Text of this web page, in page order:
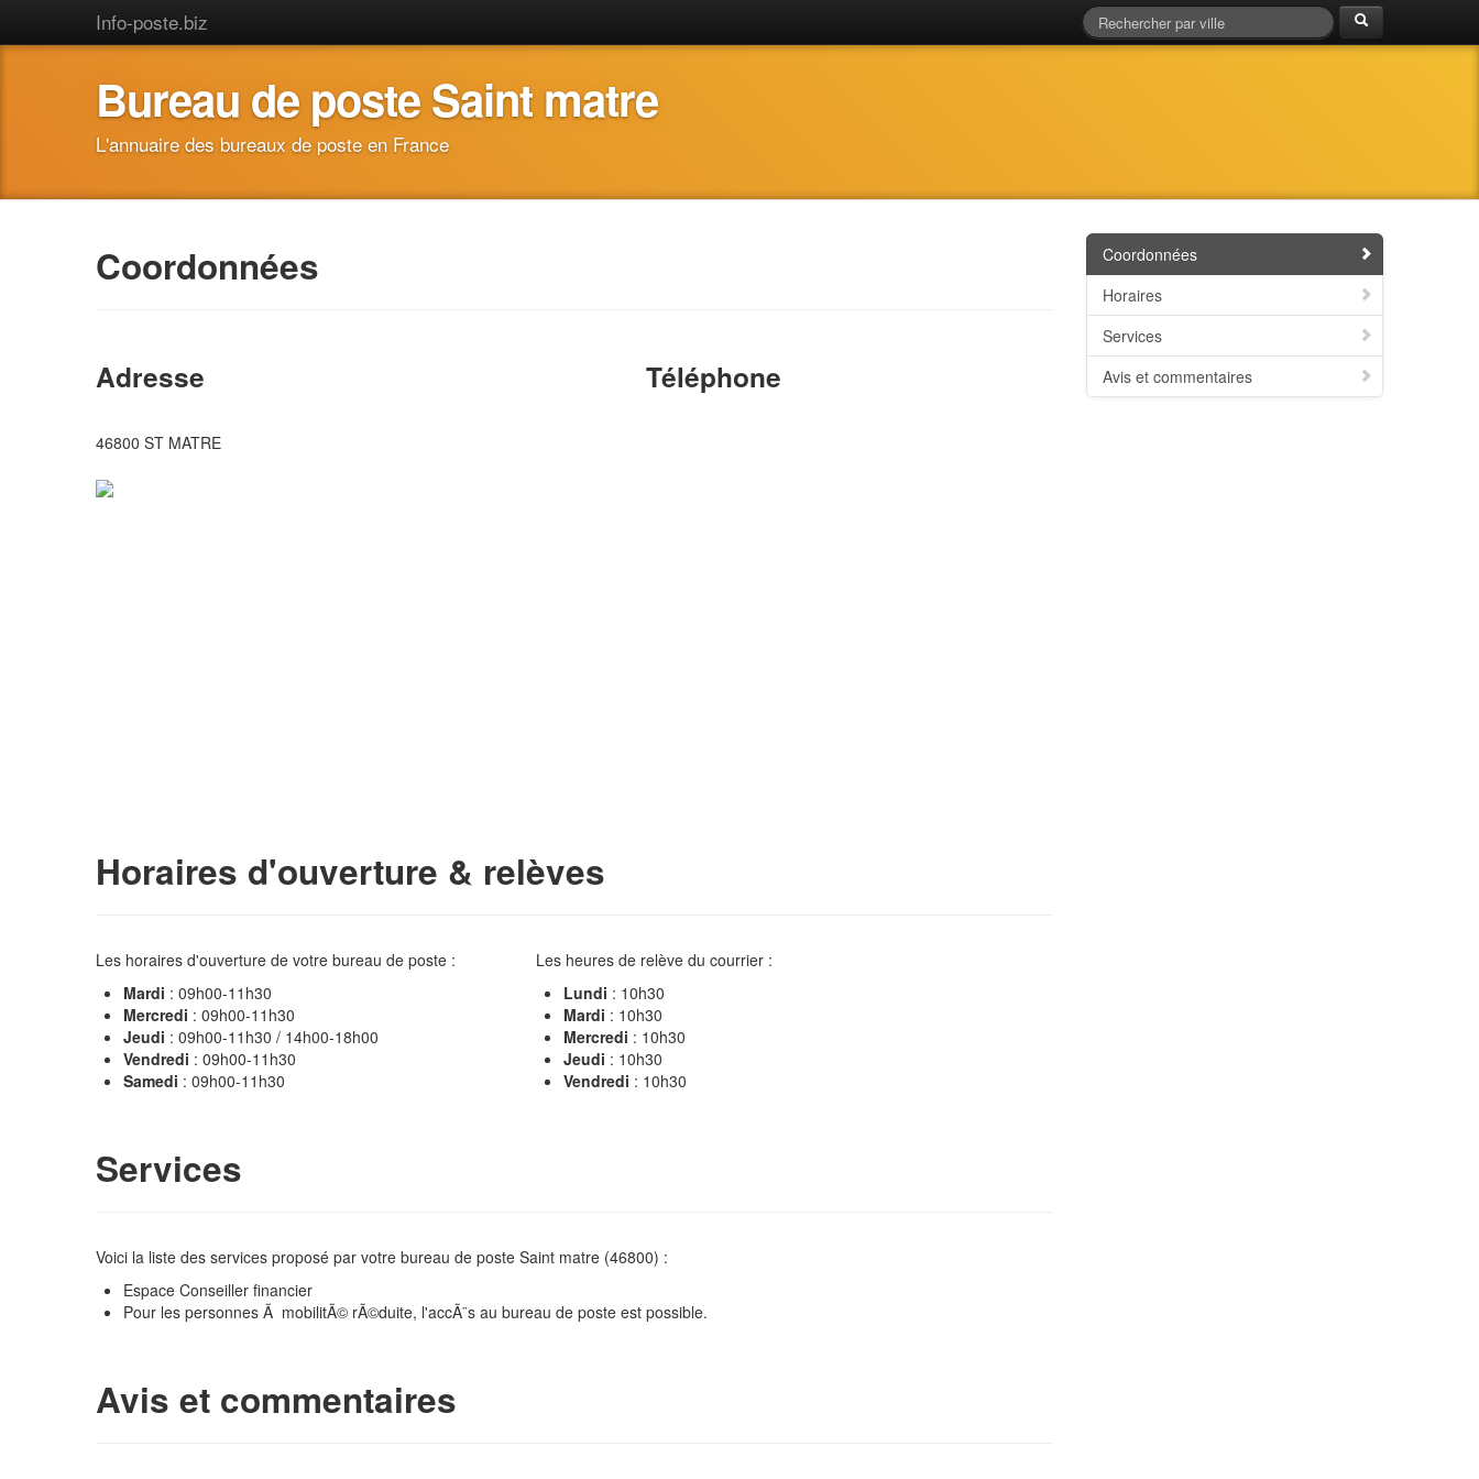
Info-poste.biz
Bureau de poste Saint matre
L'annuaire des bureaux de poste en France
Coordonnées
Adresse
46800 ST MATRE
Téléphone
Horaires d'ouverture & relèves
Les horaires d'ouverture de votre bureau de poste :
Mardi : 09h00-11h30
Mercredi : 09h00-11h30
Jeudi : 09h00-11h30 / 14h00-18h00
Vendredi : 09h00-11h30
Samedi : 09h00-11h30
Les heures de relève du courrier :
Lundi : 10h30
Mardi : 10h30
Mercredi : 10h30
Jeudi : 10h30
Vendredi : 10h30
Services
Voici la liste des services proposé par votre bureau de poste Saint matre (46800) :
Espace Conseiller financier
Pour les personnes Ã mobilitÃ© rÃ©duite, l'accÃ¨s au bureau de poste est possible.
Avis et commentaires
Coordonnées
Horaires
Services
Avis et commentaires